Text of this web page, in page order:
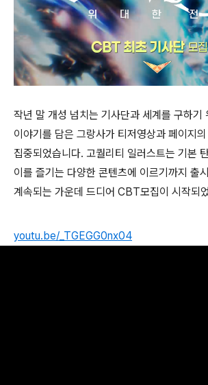
작년 말 개성 넘치는 기사단과 세계를 구하기
이야기를 담은 그랑사가 티저영상과 페이지
집중되었습니다. 고퀄리티 일러스트는 기본
이를 즐기는 다양한 콘텐츠에 이르기까지 출
계속되는 가운데 드디어 CBT모집이 시작되
youtu.be/_TGEGG0nx04